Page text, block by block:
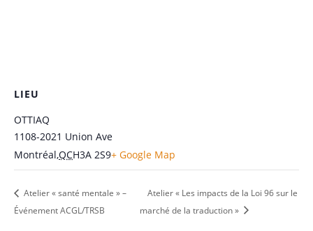
LIEU
OTTIAQ
1108-2021 Union Ave
Montréal,QCH3A 2S9+ Google Map
Atelier « santé mentale » –
Événement ACGL/TRSB
Atelier « Les impacts de la Loi 96 sur le
marché de la traduction »